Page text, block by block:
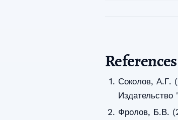
References
Соколов, А.Г.
Фролов, Б.В.